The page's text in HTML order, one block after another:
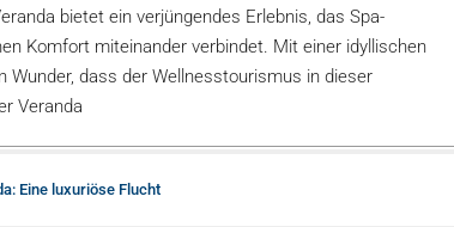
bietet ein verjüngendes Erlebnis, das Spa-
Komfort miteinander verbindet. Mit einer idyllischen
Wunder, dass der Wellnesstourismus in dieser
Veranda
Eine luxuriöse Flucht